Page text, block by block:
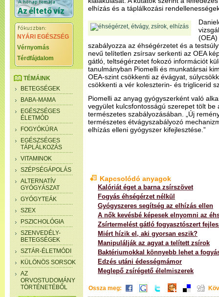
NYÁRI EGÉSZSÉG
Vérnyomás
Térdfájdalom
TÉMÁINK
BETEGSÉGEK
BABA-MAMA
EGÉSZSÉGES
ÉLETMÓD
FOGYÓKÚRA
EGÉSZSÉGES
TÁPLÁLKOZÁS
VITAMINOK
SZÉPSÉGÁPOLÁS
ALTERNATÍV
GYÓGYÁSZAT
GYÓGYTEÁK
SZEX
PSZICHOLÓGIA
SZENVEDÉLY-
BETEGSÉGEK
SZTÁR-ÉLETMÓDI
KÜLÖNÖS SORSOK
AZ
ORVOSTUDOMÁNY
TÖRTÉNETÉBŐL
elhízás és a táplálkozási
szabályozza az éhségérzetet és a
nevű telítetlen zsírsav serkenti az OEA
gátló, teltségérzetet fokozó információt
tanulmányban Piomelli és munkatársai
OEA-szint csökkenti az évágyat,
csökkenti a vér koleszterin- és triglicerid
Piomelli az anyag gyógyszerként való
vegyület kulcsfontosságú szerepet tölt be
természetes szabályozásában. „Új
természetes étvágyszabályozó
elhízás elleni gyógyszer kifejlesztése.”
Kapcsolódó anyagok
Kalóriát éget a barna zsírszövet
Fogyás éhségérzet nélkül
Gyógyszeres segítség az elhízás ellen
A nők kevésbé képesek elnyomni az
Zsírtermelést gátló fogyasztószert
Miért hízik el, aki gyorsan eszik?
Manipulálják az agyat a telített zsírok
Baktériumokkal könnyebb lehet a
Edzés utáni édességmámor
Meglepő zsírégető élelmiszerek
Ossza meg: